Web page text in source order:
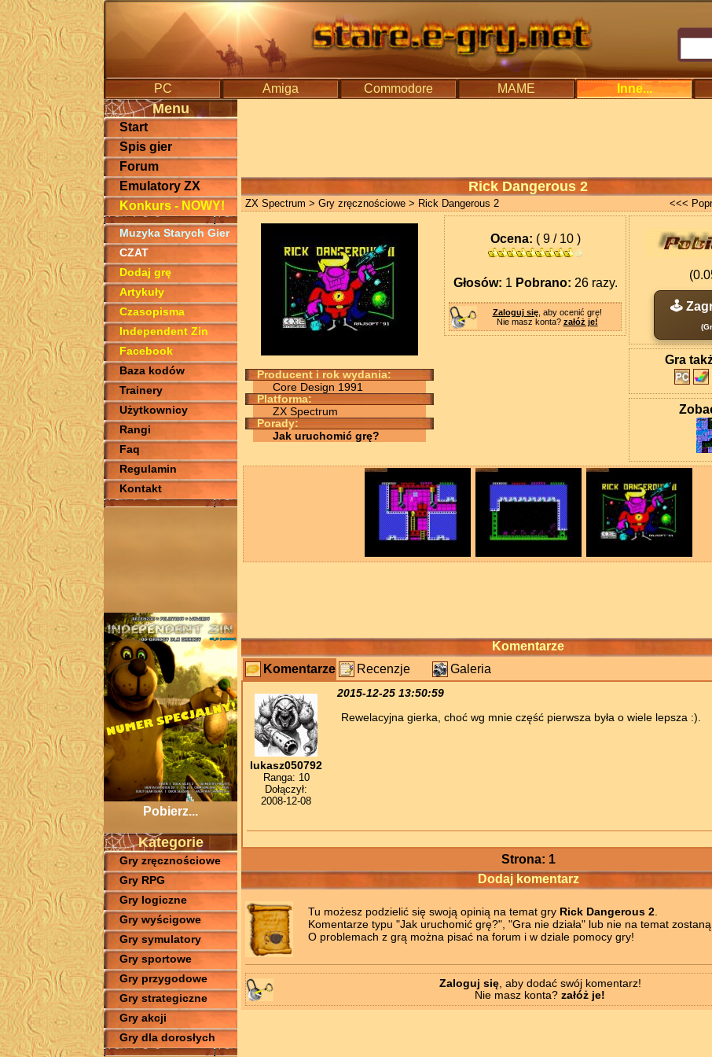
PC Amiga Commodore MAME Inne...
Menu
Start
Spis gier
Forum
Emulatory ZX
Konkurs - NOWY!
Muzyka Starych Gier
CZAT
Dodaj grę
Artykuły
Czasopisma
Independent Zin
Facebook
Baza kodów
Trainery
Użytkownicy
Rangi
Faq
Regulamin
Kontakt
Pobierz...
Kategorie
Gry zręcznościowe
Gry RPG
Gry logiczne
Gry wyścigowe
Gry symulatory
Gry sportowe
Gry przygodowe
Gry strategiczne
Gry akcji
Gry dla dorosłych
Rick Dangerous 2
ZX Spectrum > Gry zręcznościowe > Rick Dangerous 2 <<<
Producent i rok wydania:
Core Design 1991
Platforma:
ZX Spectrum
Porady:
Jak uruchomić grę?
🕹️
Gra
Ocena: ( 9 / 10 )
Głosów: 1 Pobrano: 26 razy.
Zaloguj się, aby ocenić grę!
Nie masz konta? załóż je!
Komentarze
Komentarze
Recenzje Galeria
lukasz050792
Ranga: 10
Dołączył:
2008-12-08
2015-12-25 13:50:59
Rewelacyjna gierka, choć wg mnie część pierwsza była o wiele lepsza :).
Strona: 1
Dodaj komentarz
Tu możesz podzielić się swoją opinią na temat gry Rick Dangerous 2
Komentarze typu "Jak uruchomić grę?", "Gra nie działa" lub nie na temat
O problemach z grą można pisać na forum i w dziale pomocy gry!
Zaloguj się, aby dodać swój komentarz!
Nie masz konta? załóż je!